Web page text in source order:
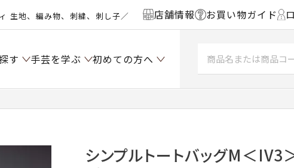
生地、編み物、刺繍、刺し子／ 店舗情報 お買い物ガイド
す 手芸を学ぶ 初めての方へ
シンプルトートバッグM＜IV3